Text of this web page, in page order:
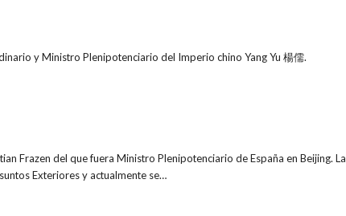
y Ministro Plenipotenciario del Imperio chino Yang Yu 楊儒.
Frazen del que fuera Ministro Plenipotenciario de España en Beijing. La
Exteriores y actualmente se…